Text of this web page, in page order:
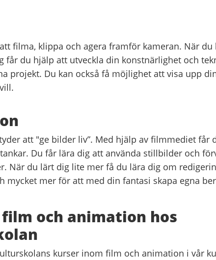
filma, klippa och agera framför kameran. När du
får du hjälp att utveckla din konstnärlighet och
projekt. Du kan också få möjlighet att visa upp
att "ge bilder liv”. Med hjälp av filmmediet får
Du får lära dig att använda stillbilder och
När du lärt dig lite mer få du lära dig om
mycket mer för att med din fantasi skapa egna
och animation hos
kurser inom film och animation i vår